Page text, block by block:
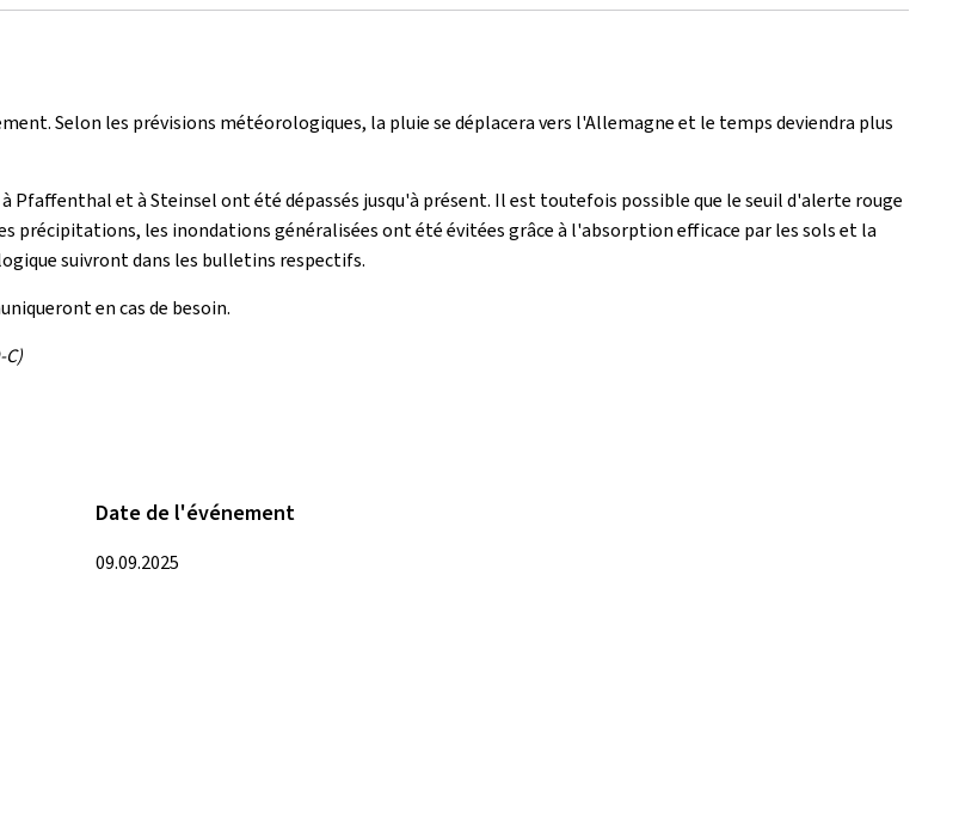
Selon les prévisions météorologiques, la pluie se déplacera vers l'Allemagne et le temps deviendra plus
Pfaffenthal et à Steinsel ont été dépassés jusqu'à présent. Il est toutefois possible que le seuil d'alerte rouge
précipitations, les inondations généralisées ont été évitées grâce à l'absorption efficace par les sols et la
suivront dans les bulletins respectifs.
en cas de besoin.
Date de l'événement
09.09.2025